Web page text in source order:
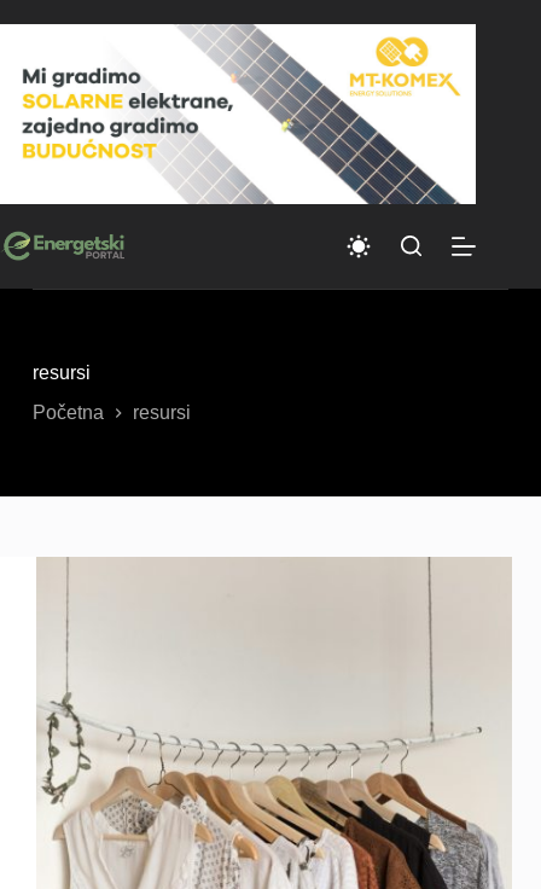
to
resursi
Početna
resursi